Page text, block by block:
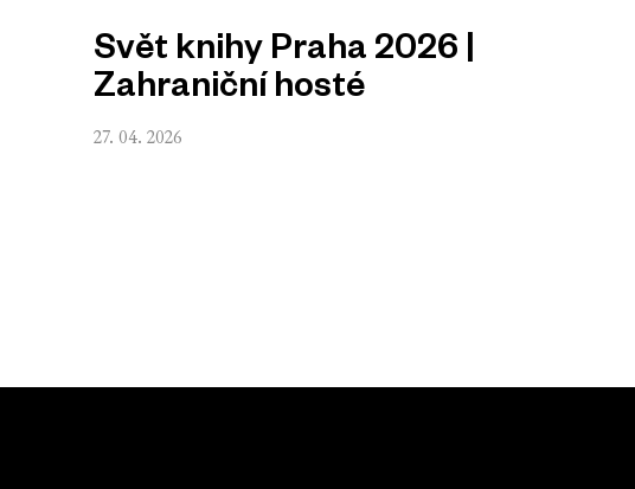
Svět knihy Praha 2026 |
Zahraniční hosté
27. 04. 2026